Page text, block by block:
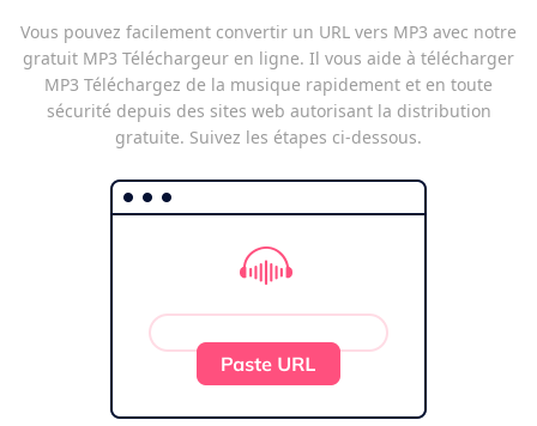
Vous pouvez facilement convertir un URL vers MP3 avec notre
gratuit MP3 Téléchargeur en ligne. Il vous aide à télécharger
MP3 Téléchargez de la musique rapidement et en toute
sécurité depuis des sites web autorisant la distribution
gratuite. Suivez les étapes ci-dessous.